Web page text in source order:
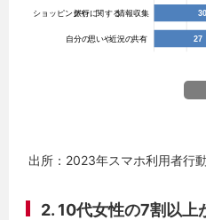
出所：2023年スマホ利用者行
2. 10代女性の7割以上